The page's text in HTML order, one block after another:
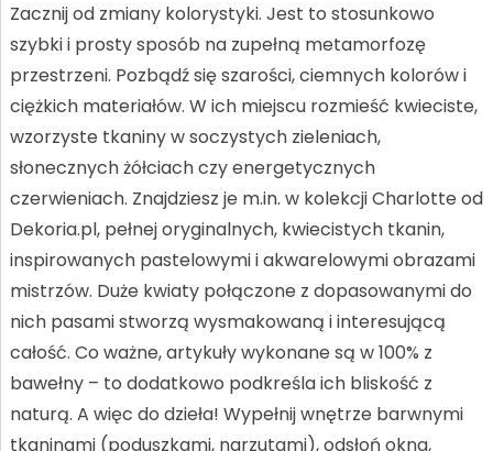
Zacznij od zmiany kolorystyki. Jest to stosunkowo
szybki i prosty sposób na zupełną metamorfozę
przestrzeni. Pozbądź się szarości, ciemnych kolorów i
ciężkich materiałów. W ich miejscu rozmieść kwieciste,
wzorzyste tkaniny w soczystych zieleniach,
słonecznych żółciach czy energetycznych
czerwieniach. Znajdziesz je m.in. w kolekcji Charlotte od
Dekoria.pl, pełnej oryginalnych, kwiecistych tkanin,
inspirowanych pastelowymi i akwarelowymi obrazami
mistrzów. Duże kwiaty połączone z dopasowanymi do
nich pasami stworzą wysmakowaną i interesującą
całość. Co ważne, artykuły wykonane są w 100% z
bawełny – to dodatkowo podkreśla ich bliskość z
naturą. A więc do dzieła! Wypełnij wnętrze barwnymi
tkaninami (poduszkami, narzutami), odsłoń okna,